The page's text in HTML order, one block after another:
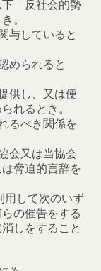
「反社会的勢
。
与していると
められると
供し、又は便
れるとき。
るべき関係を
会又は当協会
脅迫的言辞を
用して次のいず
の催告をする
しをすること